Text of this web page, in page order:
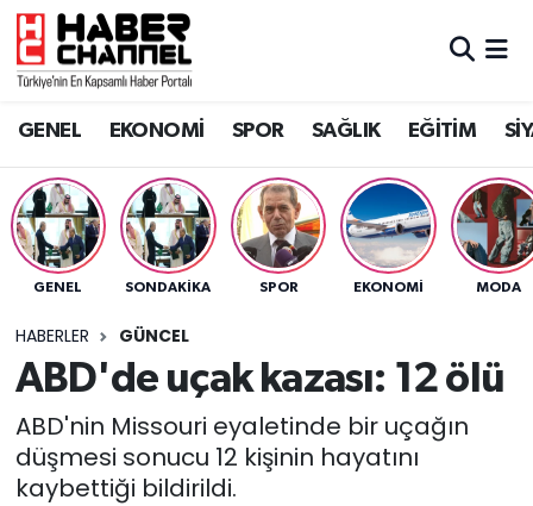
GENEL EKONOMİ SPOR SAĞLIK EĞİTİM
GENEL SONDAKIKA SPOR EKONOMİ MODA
HABERLER GÜNCEL
ABD'de uçak kazası: 12 ölü
ABD'nin Missouri eyaletinde bir uçağın
düşmesi sonucu 12 kişinin hayatını
kaybettiği bildirildi.
GENEL
SPOR
SAĞLIK
EĞİTİM
SİYASET
MAGAZİN
Nöbetçi Eczaneler
Trafik Durumu
Süper Lig Puan Durumu ve Fikstür
Tüm Manşetler
Son Dakika Haberleri
Haber Arşivi